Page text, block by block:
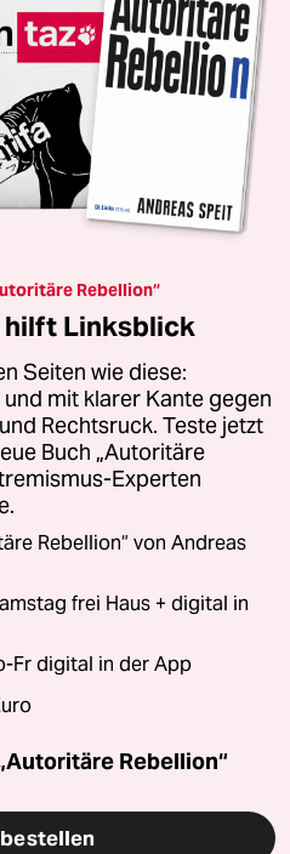
Rebellion“
hilft Linksblick
Seiten wie diese:
mit klarer Kante gegen
Rechtsruck. Teste jetzt
Buch „Autoritäre
Experten
Rebellion“ von Andreas
frei Haus + digital in
Fr digital in der App
Rebellion“